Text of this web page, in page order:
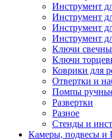
Инструмент
Инструмент
Инструмент
Инструмент
Ключи
Ключи
Коврики для
Отвертки и
Помпы
Развертки
Разное
Стенды и
Камеры, подвесы и